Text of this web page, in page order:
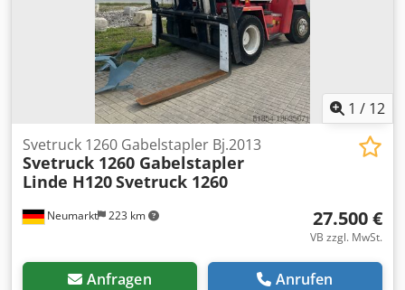
1 / 12
Neumarkt 223 km
Svetruck 1260 Gabelstapler Bj.2013
Svetruck 1260 Gabelstapler
Linde H120Svetruck 1260
27.500 €
VB zzgl. MwSt.
Anfragen Anrufen